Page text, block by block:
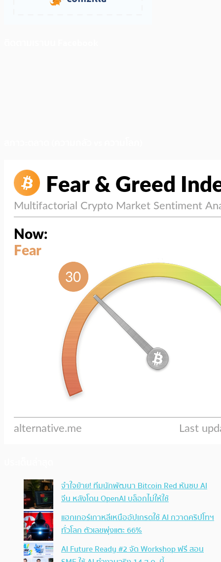
จำใจย้าย! ทีมนักพัฒนา Bitcoin Red หันซบ AI
จีน หลังโดน OpenAI บล็อกไม่ให้ใช้
แฮกเกอร์เกาหลีเหนืออัปเกรดใช้ AI กวาดคริปโทฯ
ทั่วโลก ตัวเลขพุ่งแตะ 66%
AI Future Ready #2 จัด Workshop ฟรี สอน